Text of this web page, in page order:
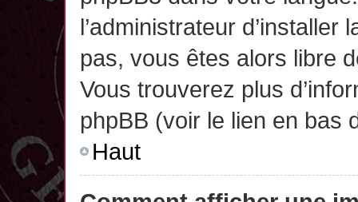
l’administrateur d’installer
pas, vous êtes alors libre
Vous trouverez plus
phpBB (voir le lien en bas
Haut